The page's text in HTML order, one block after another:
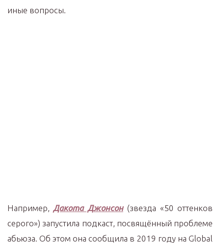
иные вопросы.
Например,Дакота Джонсон(звезда «50 оттенков
серого») запустила подкаст, посвящённый проблеме
абьюза. Об этом она сообщила в 2019 году на Global